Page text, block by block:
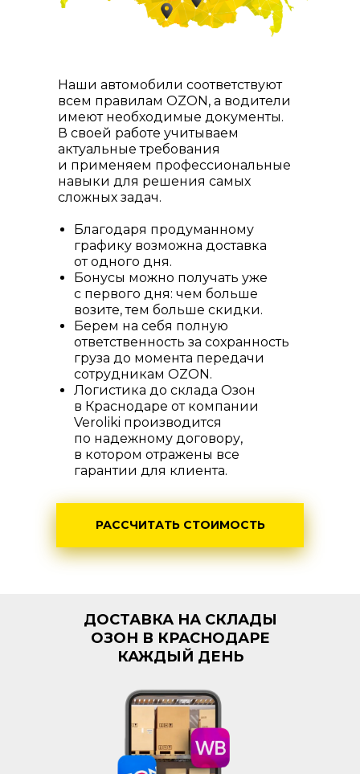
РАССЧИТАТЬ СТОИМОСТЬ
Наши автомобили соответствуют
всем правилам OZON, а водители
имеют необходимые документы.
В своей работе учитываем
актуальные требования
и применяем профессиональные
навыки для решения самых
сложных задач.
Благодаря продуманному
графику возможна доставка
от одного дня.
Бонусы можно получать уже
с первого дня: чем больше
возите, тем больше скидки.
Берем на себя полную
ответственность за сохранность
груза до момента передачи
сотрудникам OZON.
Логистика до склада Озон
в Краснодаре от компании
Veroliki производится
по надежному договору,
в котором отражены все
гарантии для клиента.
ДОСТАВКА НА СКЛАДЫ
ОЗОН В КРАСНОДАРЕ
КАЖДЫЙ ДЕНЬ